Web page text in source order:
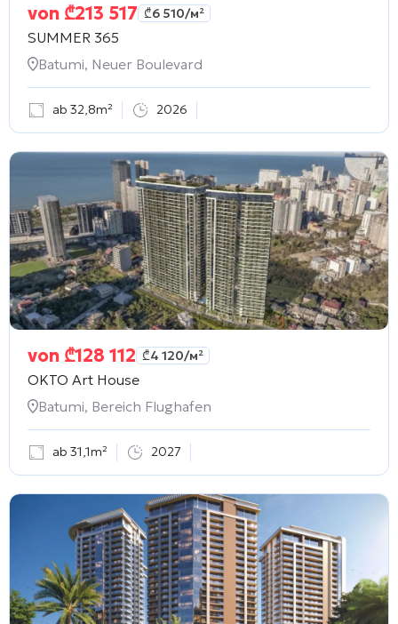
von ₾213 517 ₾6 510/м²
SUMMER 365
Batumi, Neuer Boulevard
ab 32,8m² 2026
von ₾128 112 ₾4 120/м²
OKTO Art House
Batumi, Bereich Flughafen
ab 31,1m² 2027